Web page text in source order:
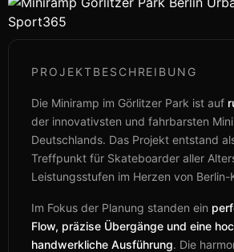
PROJEKTBESCHREIBUNG
Die Miniramp im Görlitzer Park ist auf
der innovativsten und fahrbarsten
Deutschlands. Das Projekt entstand
Treffpunkt für Skateboarder aller
Leistungsstufen im Herzen von Berlin-
Im Fokus der Planung standen ein
Flow, präzise Übergänge und eine
handwerkliche Ausführung. Die